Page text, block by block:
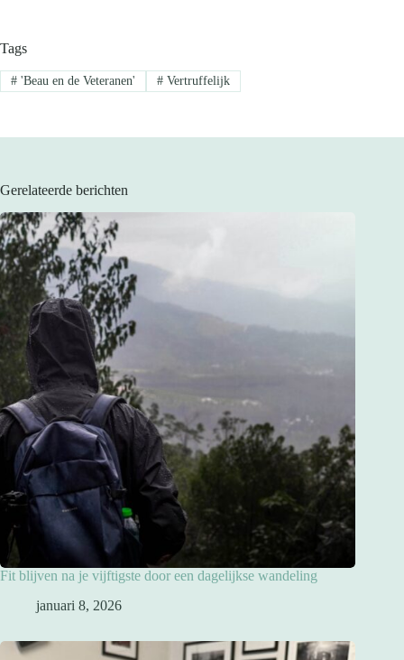
Tags
#'Beau en de Veteranen' #Vertruffelijk
Gerelateerde berichten
Fit blijven na je vijftigste door een dagelijkse wandeling
januari 8, 2026